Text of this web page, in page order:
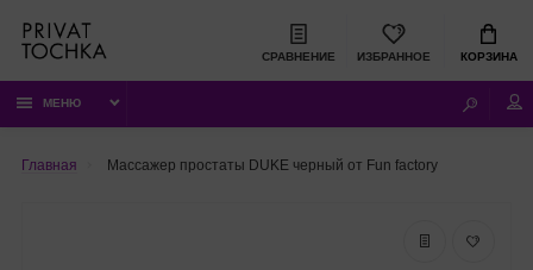
СРАВНЕНИЕ ИЗБРАННОЕ КОРЗИНА
МЕНЮ
Главная Массажер простаты DUKE черный от Fun factory